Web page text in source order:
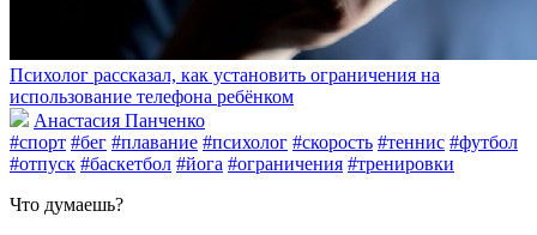
Психолог рассказал, как установить ограничения на
использование телефона ребёнком
Анастасия Панченко
#спорт #бег #плавание #психолог #скорость #теннис #футбол
#отпуск #баскетбол #йога #ограничения #тренировки
Что думаешь?